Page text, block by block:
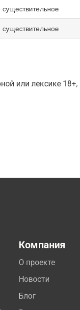
существительное
существительное
или лексике
Компания
О проекте
Новости
Блог